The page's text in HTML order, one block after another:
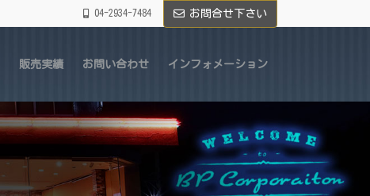
04-2934-7484 お問合せ下さい
販売実績 お問い合わせ インフォメーション